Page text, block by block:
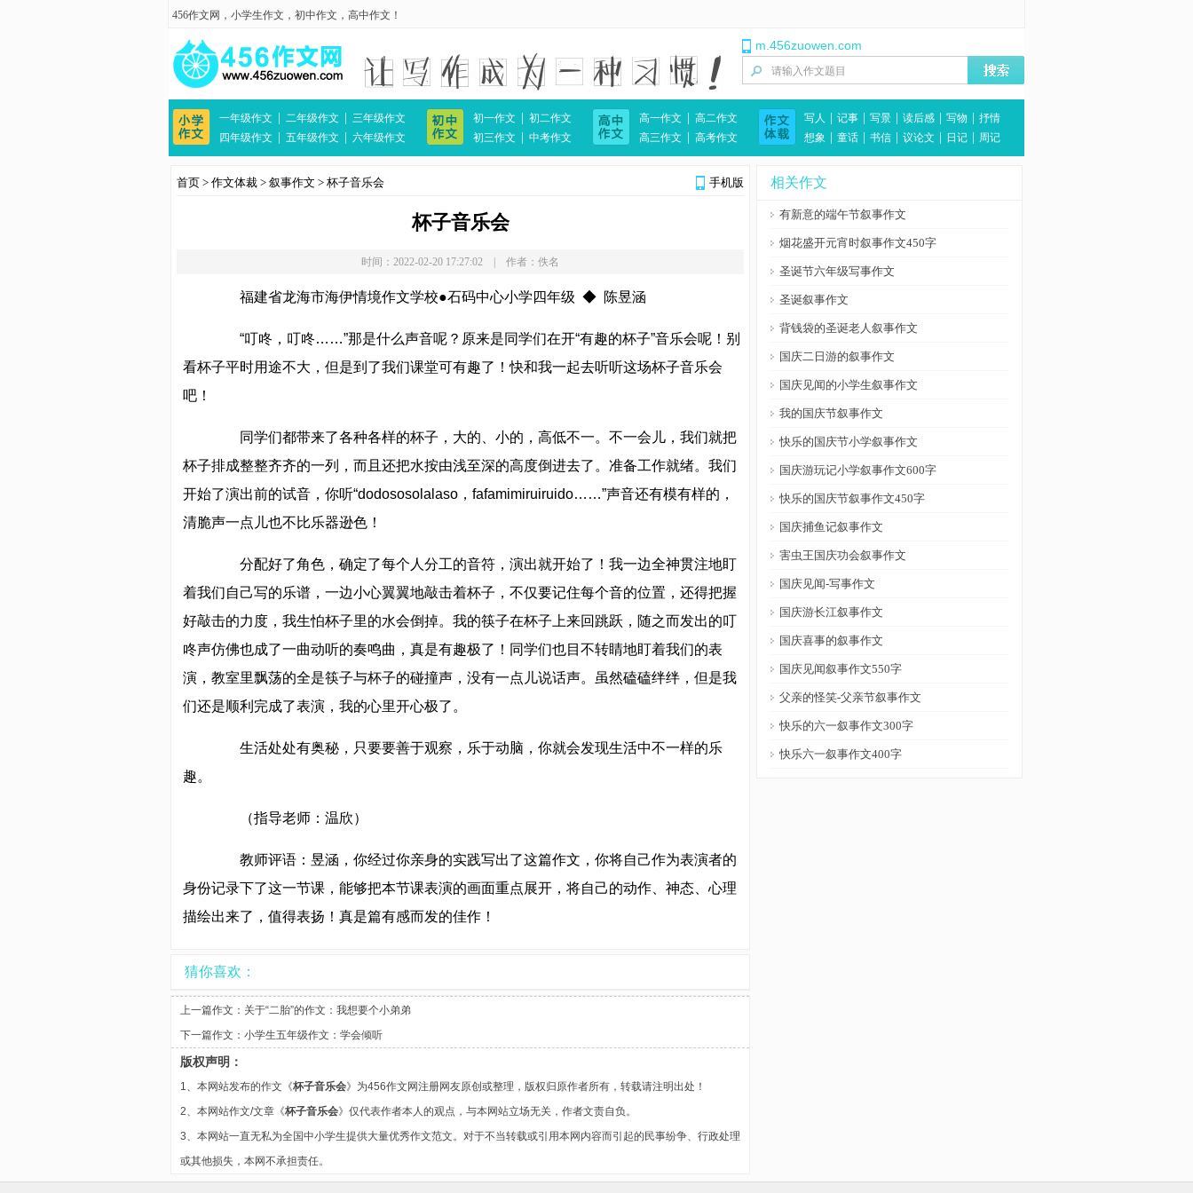
456作文网 ， 小学生作文 ， 初中作文 ， 高中作文 ！
m.456zuowen.com
一年级作文 二年级作文
三年级作文
四年级作文
五年级作文 六年级作文
初一作文
初二作文
初三作文
中考作文
高一作文
高二作文
高三作文
高考作文
写人 记事 写景 读后感 写物
抒情
想象
童话 书信 议论文 日记 周记
手机版
首页 > 作文体裁 > 叙事作文 > 杯子音乐会
杯子音乐会
时间：2022-02-20 17:27:02 | 作者：佚名
福建省龙海市海伊情境作文学校●石码中心小学四年级 ◆ 陈昱涵
“叮咚，叮咚……”那是什么声音呢？原来是同学们在开“有趣的杯子”音乐会呢！别
看杯子平时用途不大，但是到了我们课堂可有趣了！快和我一起去听听这场杯子音乐会
吧！
同学们都带来了各种各样的杯子，大的、小的，高低不一。不一会儿，我们就把
杯子排成整整齐齐的一列，而且还把水按由浅至深的高度倒进去了。准备工作就绪。我们
开始了演出前的试音，你听“dodososolalaso，fafamimiruiruido……”声音还有模有样的，
清脆声一点儿也不比乐器逊色！
分配好了角色，确定了每个人分工的音符，演出就开始了！我一边全神贯注地盯
着我们自己写的乐谱，一边小心翼翼地敲击着杯子，不仅要记住每个音的位置，还得把握
好敲击的力度，我生怕杯子里的水会倒掉。我的筷子在杯子上来回跳跃，随之而发出的叮
咚声仿佛也成了一曲动听的奏鸣曲，真是有趣极了！同学们也目不转睛地盯着我们的表
演，教室里飘荡的全是筷子与杯子的碰撞声，没有一点儿说话声。虽然磕磕绊绊，但是我
们还是顺利完成了表演，我的心里开心极了。
生活处处有奥秘，只要要善于观察，乐于动脑，你就会发现生活中不一样的乐
趣。
（指导老师：温欣）
教师评语：昱涵，你经过你亲身的实践写出了这篇作文，你将自己作为表演者的
身份记录下了这一节课，能够把本节课表演的画面重点展开，将自己的动作、神态、心理
描绘出来了，值得表扬！真是篇有感而发的佳作！
猜你喜欢：
上一篇作文： 关于“二胎”的作文：我想要个小弟弟
下一篇作文： 小学生五年级作文：学会倾听
版权声明：
1、本网站发布的作文《杯子音乐会》为456作文网注册网友原创或整理，版权归原作者所有，转载请注明出处！
2、本网站作文/文章《杯子音乐会》仅代表作者本人的观点，与本网站立场无关，作者文责自负。
3、本网站一直无私为全国中小学生提供大量优秀作文范文。对于不当转载或引用本网内容而引起的民事纷争、行政处理
或其他损失，本网不承担责任。
相关作文
有新意的端午节叙事作文
烟花盛开元宵时叙事作文450字
圣诞节六年级写事作文
圣诞叙事作文
背钱袋的圣诞老人叙事作文
国庆二日游的叙事作文
国庆见闻的小学生叙事作文
我的国庆节叙事作文
快乐的国庆节小学叙事作文
国庆游玩记小学叙事作文600字
快乐的国庆节叙事作文450字
国庆捕鱼记叙事作文
害虫王国庆功会叙事作文
国庆见闻-写事作文
国庆游长江叙事作文
国庆喜事的叙事作文
国庆见闻叙事作文550字
父亲的怪笑-父亲节叙事作文
快乐的六一叙事作文300字
快乐六一叙事作文400字